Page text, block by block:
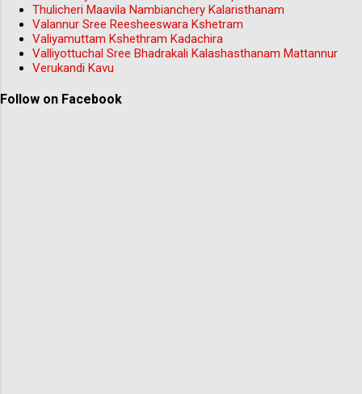
Thulicheri Maavila Nambianchery Kalaristhanam
Valannur Sree Reesheeswara Kshetram
Valiyamuttam Kshethram Kadachira
Valliyottuchal Sree Bhadrakali Kalashasthanam Mattannur
Verukandi Kavu
Follow on Facebook